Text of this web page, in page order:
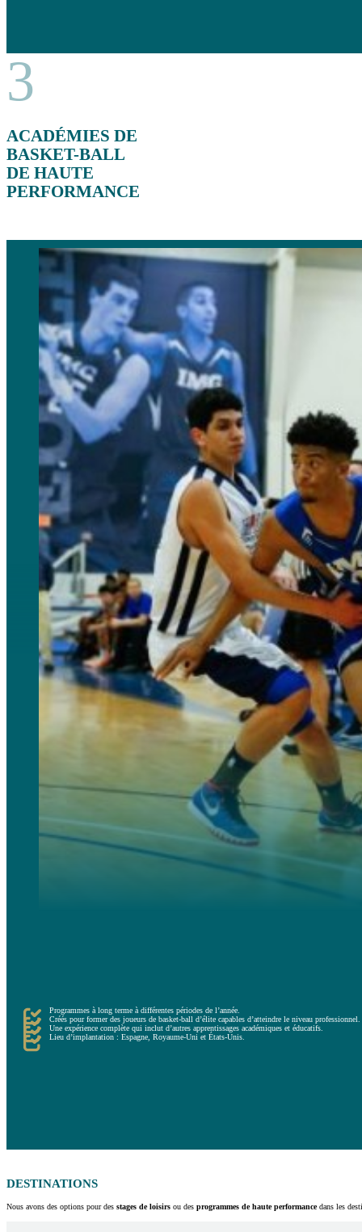
3
ACADÉMIES DE
BASKET-BALL
DE HAUTE
PERFORMANCE
Programmes à long terme à différentes périodes de l’année.
Créés pour former des joueurs de basket-ball d’élite capables d’atteindre le niveau professionnel.
Une expérience complète qui inclut d’autres apprentissages académiques et éducatifs.
Lieu d’implantation : Espagne, Royaume-Uni et États-Unis.
DESTINATIONS
Nous avons des options pour des stages de loisirs ou des programmes de haute performancedans les